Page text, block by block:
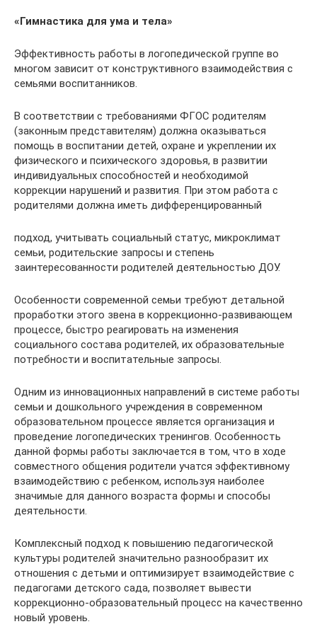
«Гимнастика для ума и тела»
Эффективность работы в логопедической группе во
многом зависит от конструктивного взаимодействия с
семьями воспитанников.
В соответствии с требованиями ФГОС родителям
(законным представителям) должна оказываться
помощь в воспитании детей, охране и укреплении их
физического и психического здоровья, в развитии
индивидуальных способностей и необходимой
коррекции нарушений и развития. При этом работа с
родителями должна иметь дифференцированный
подход, учитывать социальный статус, микроклимат
семьи, родительские запросы и степень
заинтересованности родителей деятельностью ДОУ.
Особенности современной семьи требуют детальной
проработки этого звена в коррекционно-развивающем
процессе, быстро реагировать на изменения
социального состава родителей, их образовательные
потребности и воспитательные запросы.
Одним из инновационных направлений в системе работы
семьи и дошкольного учреждения в современном
образовательном процессе является организация и
проведение логопедических тренингов. Особенность
данной формы работы заключается в том, что в ходе
совместного общения родители учатся эффективному
взаимодействию с ребенком, используя наиболее
значимые для данного возраста формы и способы
деятельности.
Комплексный подход к повышению педагогической
культуры родителей значительно разнообразит их
отношения с детьми и оптимизирует взаимодействие с
педагогами детского сада, позволяет вывести
коррекционно-образовательный процесс на качественно
новый уровень.